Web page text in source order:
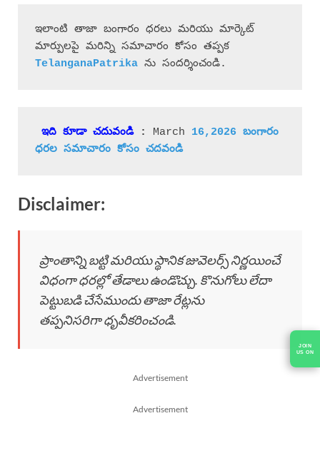
ఇలాంటి తాజా బంగారం ధరలు మరియు మార్కెట్
ను సందర్శించండి.
ఇది కూడా చదువండి : March 16,2026 బంగారం
ధరల సమాచారం కోసం చదవండి
Disclaimer:
ప్రాంతాన్ని బట్టి మరియు స్థానిక జువెలర్స్ నిర్ణయించే
విధంగా ధరల్లో తేడాలు ఉండొచ్చు. కొనుగోలు లేదా
పెట్టుబడి చేసేముందు తాజా రేట్లను
తప్పనిసరిగా ధృవీకరించండి.
Advertisement
Advertisement